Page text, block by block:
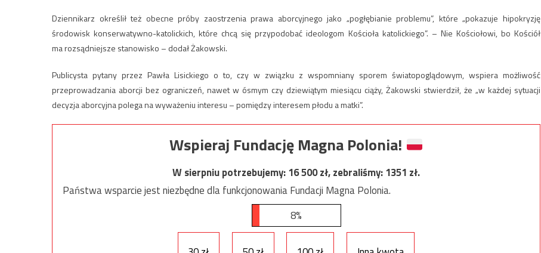
Dziennikarz określił też obecne próby zaostrzenia prawa aborcyjnego jako „pogłębianie problemu”, które „pokazuje hipokryzję
środowisk konserwatywno-katolickich, które chcą się przypodobać ideologom Kościoła katolickiego”. – Nie Kościołowi, bo Kościół
ma rozsądniejsze stanowisko – dodał Żakowski.
Publicysta pytany przez Pawła Lisickiego o to, czy w związku z wspomniany sporem światopoglądowym, wspiera możliwość
przeprowadzania aborcji bez ograniczeń, nawet w ósmym czy dziewiątym miesiącu ciąży, Żakowski stwierdził, że „w każdej sytuacji
decyzja aborcyjna polega na wyważeniu interesu – pomiędzy interesem płodu a matki”.
Wspieraj Fundację Magna Polonia!
W sierpniu potrzebujemy:16 500zł, zebraliśmy:1351 zł.
Państwa wsparcie jest niezbędne dla funkcjonowania Fundacji Magna Polonia.
8%